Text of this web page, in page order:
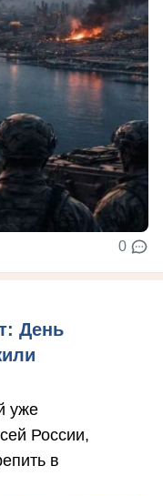
0
День
уже
России,
в